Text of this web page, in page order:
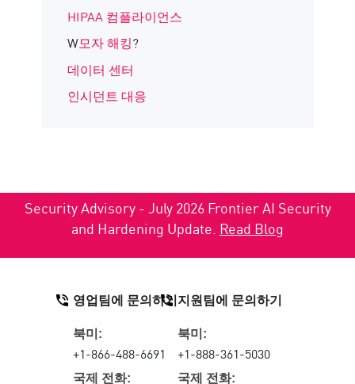
HIPAA 컴플라이언스
W모자 해킹?
데이터 센터
인시던트 대응
Security Advisory - July 2026 Frontier AI Security
and Hardening Update. Read Blog
영업팀에 문의하기
북미:
+1-866-488-6691
국제 전화:
지원팀에 문의하기
북미:
+1-888-361-5030
국제 전화: